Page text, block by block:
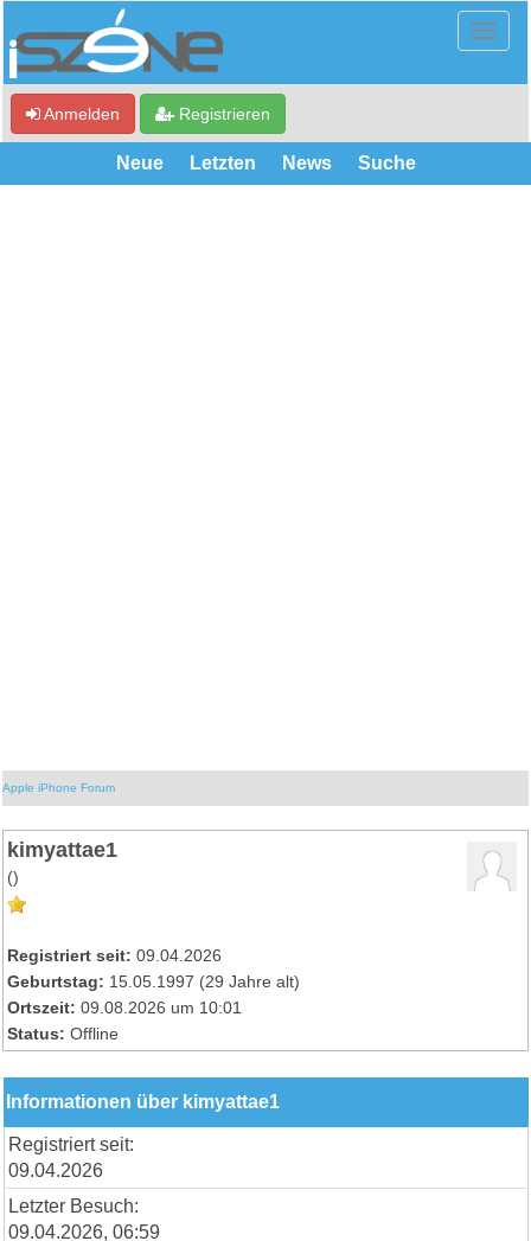
Anmelden Registrieren
Neue Letzten News Suche
Apple iPhone Forum
kimyattae1
()
Registriert seit: 09.04.2026
Geburtstag: 15.05.1997 (29 Jahre alt)
Ortszeit: 09.08.2026 um 10:01
Status: Offline
Informationen über kimyattae1
Registriert seit:
09.04.2026
Letzter Besuch:
09.04.2026, 06:59